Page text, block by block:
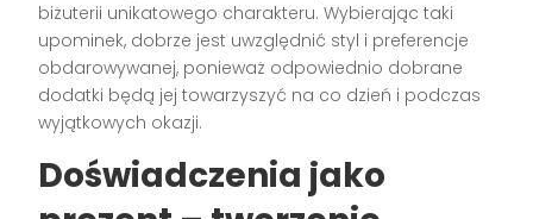
biżuterii unikatowego charakteru. Wybierając taki
upominek, dobrze jest uwzględnić styl i preferencje
obdarowywanej, ponieważ odpowiednio dobrane
dodatki będą jej towarzyszyć na co dzień i podczas
wyjątkowych okazji.
Doświadczenia jako